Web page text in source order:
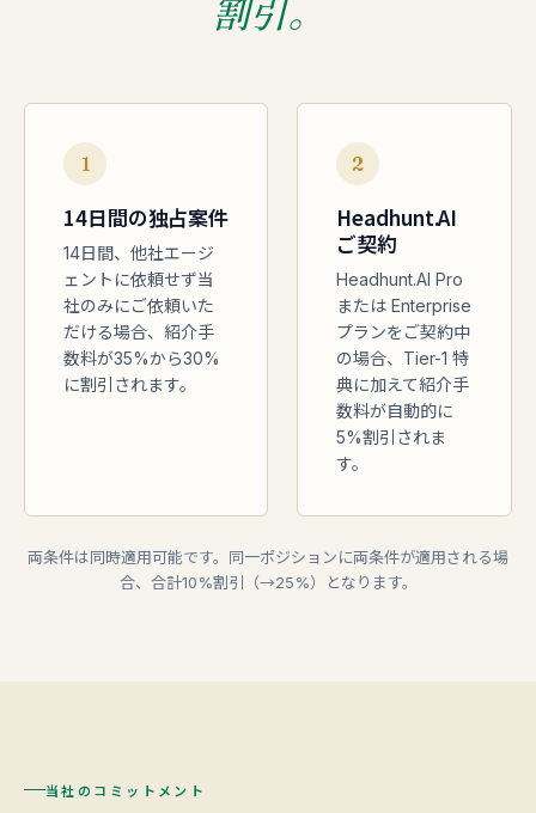
1
14日間の独占案件
14日間、他社エージ
ェントに依頼せず当
社のみにご依頼いた
だける場合、紹介手
数料が35%から30%
に割引されます。
2
Headhunt.AI
ご契約
Headhunt.AI Pro
または Enterprise
プランをご契約中
の場合、Tier-1 特
典に加えて紹介手
数料が自動的に
5%割引されま
す。
両条件は同時適用可能です。同一ポジションに両条件が適用される場
合、合計10%割引（→25%）となります。
当社のコミットメント